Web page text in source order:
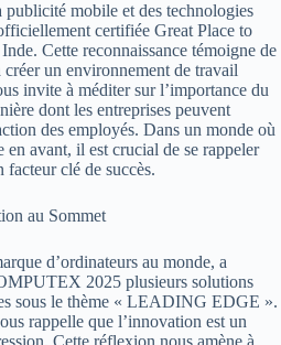
mobile et des technologies
certifiée Great Place to
Cette reconnaissance témoigne de
créer un environnement de travail
invite à méditer sur l’importance du
dont les entreprises peuvent
des employés. Dans un monde où
avant, il est crucial de se rappeler
clé de succès.
au Sommet
d’ordinateurs au monde, a
2025 plusieurs solutions
sous le thème « LEADING EDGE ».
rappelle que l’innovation est un
Cette réflexion nous amène à